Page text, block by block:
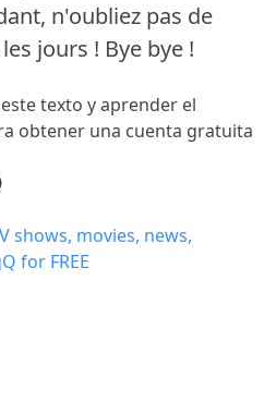
n'oubliez pas de
jours ! Bye bye !
texto y aprender el
obtener una cuenta gratuita